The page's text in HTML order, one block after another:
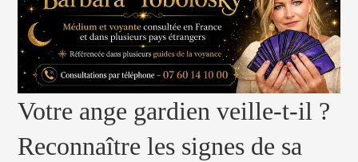
Votre ange gardien veille-t-il ?
Reconnaître les signes de sa